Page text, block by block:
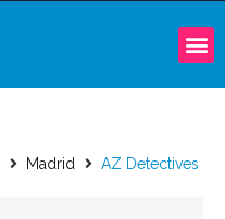
Madrid AZ Detectives